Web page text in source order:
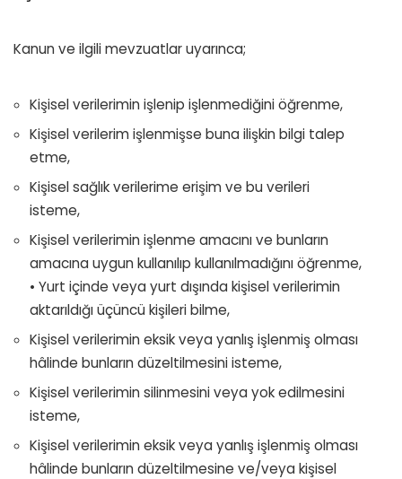
Kanun ve ilgili mevzuatlar uyarınca;
Kişisel verilerimin işlenip işlenmediğini öğrenme,
Kişisel verilerim işlenmişse buna ilişkin bilgi talep
etme,
Kişisel sağlık verilerime erişim ve bu verileri
isteme,
Kişisel verilerimin işlenme amacını ve bunların
amacına uygun kullanılıp kullanılmadığını öğrenme,
• Yurt içinde veya yurt dışında kişisel verilerimin
aktarıldığı üçüncü kişileri bilme,
Kişisel verilerimin eksik veya yanlış işlenmiş olması
hâlinde bunların düzeltilmesini isteme,
Kişisel verilerimin silinmesini veya yok edilmesini
isteme,
Kişisel verilerimin eksik veya yanlış işlenmiş olması
hâlinde bunların düzeltilmesine ve/veya kişisel